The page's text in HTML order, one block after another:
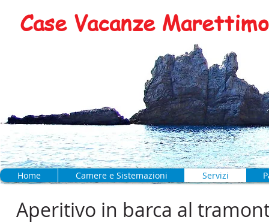
Home Camere e Sistemazioni Servizi
Case Vacanze
Aperitivo in barca al